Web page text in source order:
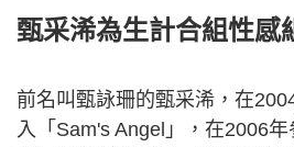
甄采浠為生計合組性感
前名叫甄詠珊的甄采浠，在
入「Sam's Angel」，在2006